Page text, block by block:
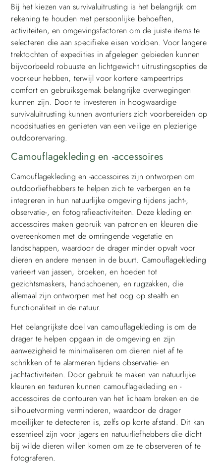
Bij het kiezen van survivaluitrusting is het belangrijk om
rekening te houden met persoonlijke behoeften,
activiteiten, en omgevingsfactoren om de juiste items te
selecteren die aan specifieke eisen voldoen. Voor langere
trektochten of expedities in afgelegen gebieden kunnen
bijvoorbeeld robuuste en lichtgewicht uitrustingsopties de
voorkeur hebben, terwijl voor kortere kampeertrips
comfort en gebruiksgemak belangrijke overwegingen
kunnen zijn. Door te investeren in hoogwaardige
survivaluitrusting kunnen avonturiers zich voorbereiden op
noodsituaties en genieten van een veilige en plezierige
outdoorervaring.
Camouflagekleding en -accessoires
Camouflagekleding en -accessoires zijn ontworpen om
outdoorliefhebbers te helpen zich te verbergen en te
integreren in hun natuurlijke omgeving tijdens jacht-,
observatie-, en fotografieactiviteiten. Deze kleding en
accessoires maken gebruik van patronen en kleuren die
overeenkomen met de omringende vegetatie en
landschappen, waardoor de drager minder opvalt voor
dieren en andere mensen in de buurt. Camouflagekleding
varieert van jassen, broeken, en hoeden tot
gezichtsmaskers, handschoenen, en rugzakken, die
allemaal zijn ontworpen met het oog op stealth en
functionaliteit in de natuur.
Het belangrijkste doel van camouflagekleding is om de
drager te helpen opgaan in de omgeving en zijn
aanwezigheid te minimaliseren om dieren niet af te
schrikken of te alarmeren tijdens observatie- en
jachtactiviteiten. Door gebruik te maken van natuurlijke
kleuren en texturen kunnen camouflagekleding en -
accessoires de contouren van het lichaam breken en de
silhouetvorming verminderen, waardoor de drager
moeilijker te detecteren is, zelfs op korte afstand. Dit kan
essentieel zijn voor jagers en natuurliefhebbers die dicht
bij wilde dieren willen komen om ze te observeren of te
fotograferen.